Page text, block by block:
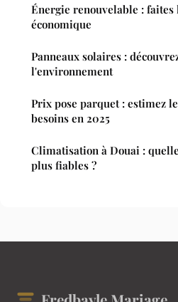
Énergie renouvelable : faites
économique
Panneaux solaires :
l'environnement
Prix pose parquet : estimez
besoins en 2025
Climatisation à Douai :
plus fiables ?